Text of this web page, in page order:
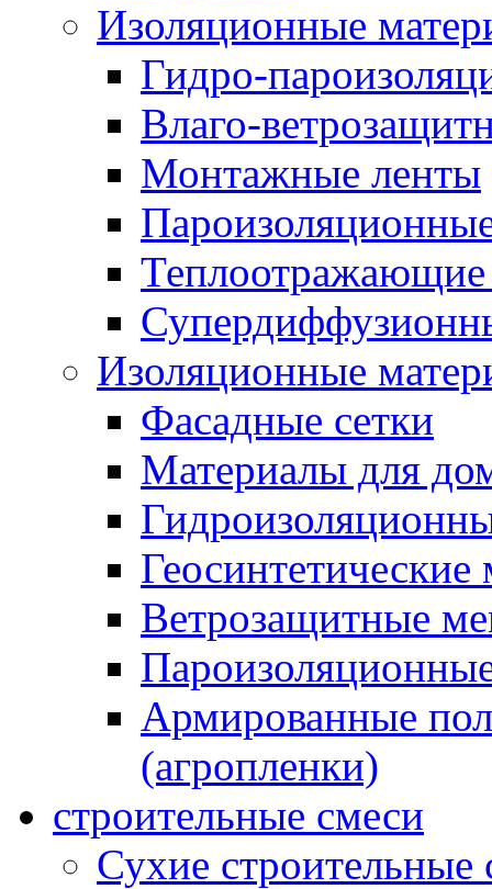
Изоляционные
Гидро-
Влаго-
Монтажные ленты
Теплоотражающие
Изоляционные
Фасадные сетки
Материалы для
Геосинтетические
Ветрозащитные
Армированные
(агропленки)
строительные смеси
Сухие строительные